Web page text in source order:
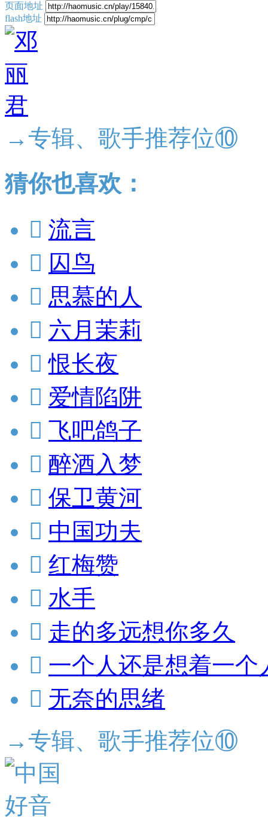
页面地址
flash地址
→专辑、歌手推荐位⑩
猜你也喜欢：
 流言
 囚鸟
 思慕的人
 六月茉莉
 恨长夜
 爱情陷阱
 飞吧鸽子
 醉酒入梦
 保卫黄河
 中国功夫
 红梅赞
 水手
 走的多远想你多久
 一个人还是想着一个
 无奈的思绪
→专辑、歌手推荐位⑩